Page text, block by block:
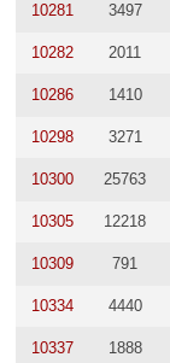
10281 3497
10282 2011
10286 1410
10298 3271
10300 25763
10305 12218
10309 791
10334 4440
10337 1888